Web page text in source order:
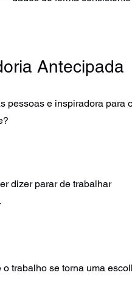
Antecipada
pessoas e inspiradora para
dizer parar de trabalhar
trabalho se torna uma